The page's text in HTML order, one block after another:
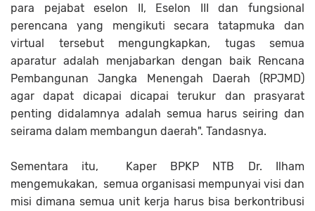
para pejabat eselon II, Eselon III dan fungsional
perencana yang mengikuti secara tatapmuka dan
virtual tersebut mengungkapkan, tugas semua
aparatur adalah menjabarkan dengan baik Rencana
Pembangunan Jangka Menengah Daerah (RPJMD)
agar dapat dicapai dicapai terukur dan prasyarat
penting didalamnya adalah semua harus seiring dan
seirama dalam membangun daerah". Tandasnya.
Sementara itu, Kaper BPKP NTB Dr. Ilham
mengemukakan, semua organisasi mempunyai visi dan
misi dimana semua unit kerja harus bisa berkontribusi